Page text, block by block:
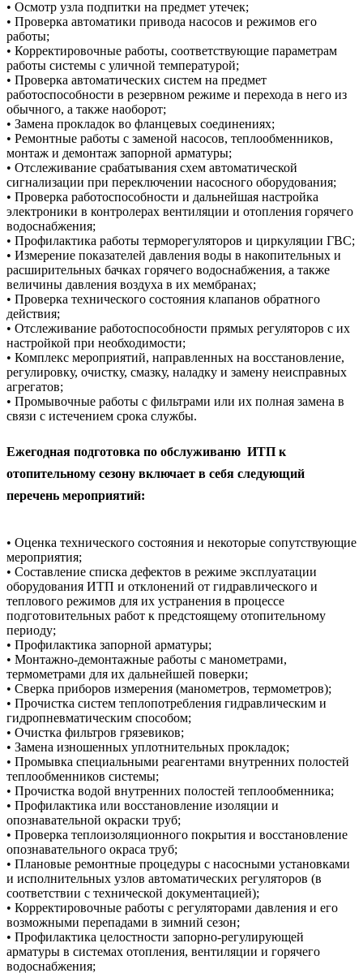
• Осмотр узла подпитки на предмет утечек;
• Проверка автоматики привода насосов и режимов его
работы;
• Корректировочные работы, соответствующие параметрам
работы системы с уличной температурой;
• Проверка автоматических систем на предмет
работоспособности в резервном режиме и перехода в него из
обычного, а также наоборот;
• Замена прокладок во фланцевых соединениях;
• Ремонтные работы с заменой насосов, теплообменников,
монтаж и демонтаж запорной арматуры;
• Отслеживание срабатывания схем автоматической
сигнализации при переключении насосного оборудования;
• Проверка работоспособности и дальнейшая настройка
электроники в контролерах вентиляции и отопления горячего
водоснабжения;
• Профилактика работы терморегуляторов и циркуляции ГВС;
• Измерение показателей давления воды в накопительных и
расширительных бачках горячего водоснабжения, а также
величины давления воздуха в их мембранах;
• Проверка технического состояния клапанов обратного
действия;
• Отслеживание работоспособности прямых регуляторов с их
настройкой при необходимости;
• Комплекс мероприятий, направленных на восстановление,
регулировку, очистку, смазку, наладку и замену неисправных
агрегатов;
• Промывочные работы с фильтрами или их полная замена в
связи с истечением срока службы.
Ежегодная подготовка по обслуживаню ИТП к
отопительному сезону включает в себя следующий
перечень мероприятий:
• Оценка технического состояния и некоторые сопутствующие
мероприятия;
• Составление списка дефектов в режиме эксплуатации
оборудования ИТП и отклонений от гидравлического и
теплового режимов для их устранения в процессе
подготовительных работ к предстоящему отопительному
периоду;
• Профилактика запорной арматуры;
• Монтажно-демонтажные работы с манометрами,
термометрами для их дальнейшей поверки;
• Сверка приборов измерения (манометров, термометров);
• Прочистка систем теплопотребления гидравлическим и
гидропневматическим способом;
• Очистка фильтров грязевиков;
• Замена изношенных уплотнительных прокладок;
• Промывка специальными реагентами внутренних полостей
теплообменников системы;
• Прочистка водой внутренних полостей теплообменника;
• Профилактика или восстановление изоляции и
опознавательной окраски труб;
• Проверка теплоизоляционного покрытия и восстановление
опознавательного окраса труб;
• Плановые ремонтные процедуры с насосными установками
и исполнительных узлов автоматических регуляторов (в
соответствии с технической документацией);
• Корректировочные работы с регуляторами давления и его
возможными перепадами в зимний сезон;
• Профилактика целостности запорно-регулирующей
арматуры в системах отопления, вентиляции и горячего
водоснабжения;